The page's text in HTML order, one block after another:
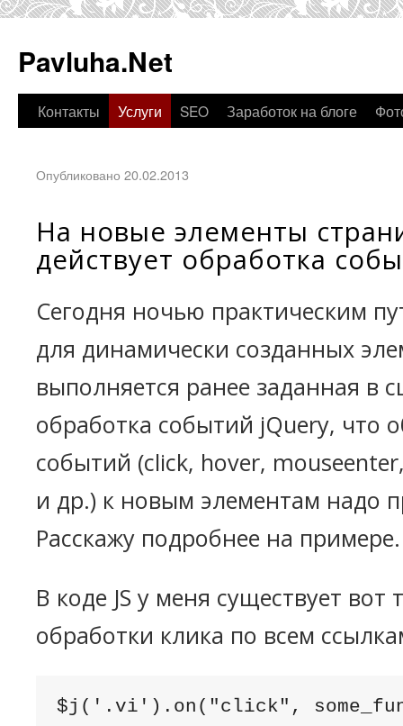
Pavluha.Net
Контакты Услуги SEO Заработок на блоге
Опубликовано 20.02.2013
На новые элементы
действует обработка
Сегодня ночью практическим
для динамически созданных
выполняется ранее заданная в
обработка событий jQuery, что
событий (click, hover,
и др.) к новым элементам надо
Расскажу подробнее на примере.
В коде JS у меня существует вот
обработки клика по всем
$j('.vi').on("click",